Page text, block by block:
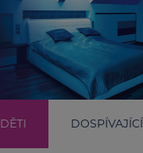
DĚTI DOSPÍVAJÍCÍ